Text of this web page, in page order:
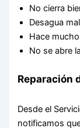
No cierra
Desagua
Hace
No se abre
Reparación
Desde el
notificamos